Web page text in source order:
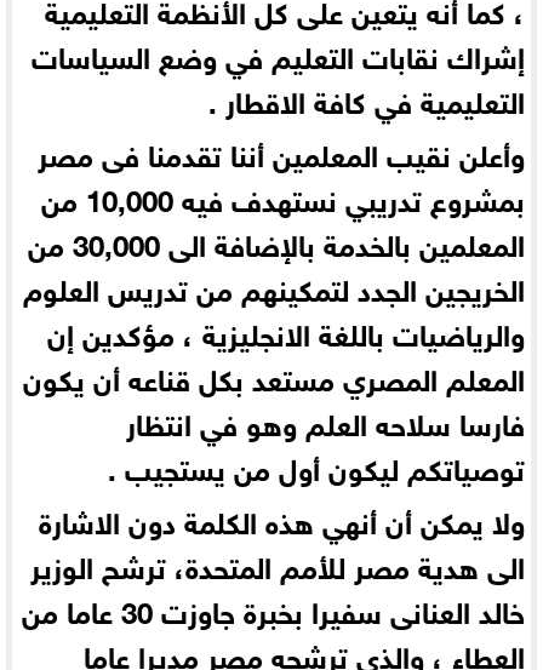
إشراك نقابات التعليم في وضع السياسات
التعليمية في كافة الاقطار .
وأعلن نقيب المعلمين أننا تقدمنا فى مصر
بمشروع تدريبي نستهدف فيه 10,000 من
المعلمين بالخدمة بالإضافة الى 30,000 من
الخريجين الجدد لتمكينهم من تدريس العلوم
والرياضيات باللغة الانجليزية ، مؤكدين إن
المعلم المصري مستعد بكل قناعه أن يكون
فارسا سلاحه العلم وهو في انتظار
توصياتكم ليكون أول من يستجيب .
ولا يمكن أن أنهي هذه الكلمة دون الاشارة
الى هدية مصر للأمم المتحدة، ترشح الوزير
خالد العنانى سفيرا بخبرة جاوزت 30 عاما من
العطاء ، والذى ترشحه مصر مديرا عاما